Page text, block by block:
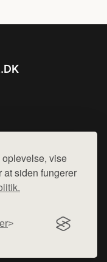
vise
at siden fungerer
til de shops,